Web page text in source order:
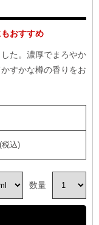
おすすめ
た。濃厚でまろやか
すかな樽の香りをお
数量